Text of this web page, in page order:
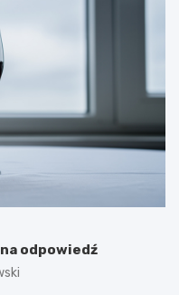
odpowiedź